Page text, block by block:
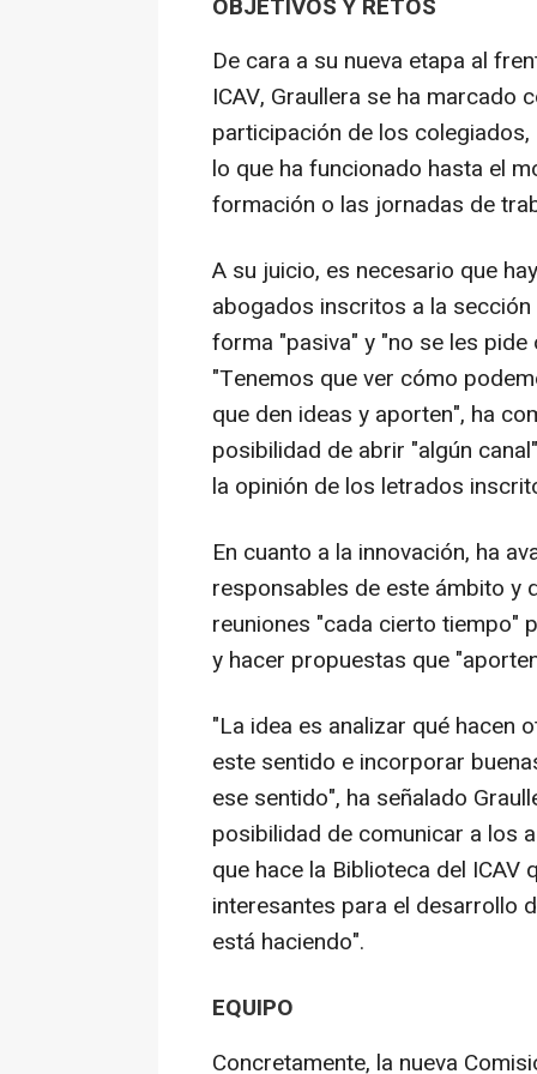
De cara a su nueva etapa al
ICAV, Graullera se ha
participación de los
lo que ha funcionado hasta el
formación o las jornadas de
A su juicio, es necesario que
abogados inscritos a la
forma "pasiva" y "no se les
"Tenemos que ver cómo
que den ideas y aporten", ha
posibilidad de abrir "algún
la opinión de los letrados
En cuanto a la innovación, ha
responsables de este ámbito y
reuniones "cada cierto tiempo"
y hacer propuestas que
"La idea es analizar qué hacen
este sentido e incorporar
ese sentido", ha señalado
posibilidad de comunicar a los
que hace la Biblioteca del
interesantes para el desarrollo
está haciendo".
EQUIPO
Concretamente, la nueva